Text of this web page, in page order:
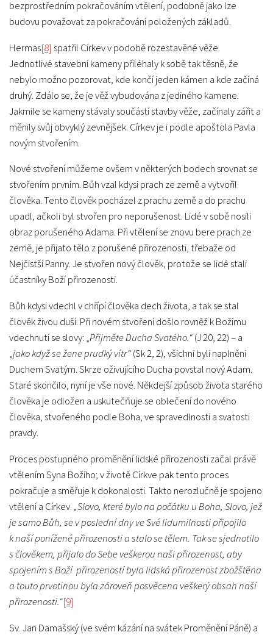
bezprostředním pokračováním vtělení, podobně jako lze
budovu považovat za pokračování položených základů.
Hermas[8] spatřil Církev v podobě rozestavěné věže.
Jednotlivé stavební kameny přiléhaly k sobě tak těsně, že
nebylo možno pozorovat, kde končí jeden kámen a kde začíná
druhý. Zdálo se, že je věž vybudována z jediného kamene.
Jakmile se kameny stávaly součástí stavby věže, začínaly zářit a
měnily svůj obvyklý zevnějšek. Církev je i podle apoštola Pavla
novým stvořením.
Nové stvoření můžeme ovšem v některých bodech srovnat se
stvořením prvním. Bůh vzal kdysi prach ze země a vytvořil
člověka. Tento člověk pocházel z prachu země a do prachu
upadl, ačkoli byl stvořen pro neporušenost. Lidé v sobě nosili
obraz porušeného Adama. Při vtělení se znovu bere prach ze
země, je přijato tělo z porušené přirozenosti, třebaže od
Nejčistší Panny. Je stvořen nový člověk, protože se lidé stali
účastníky Boží přirozenosti.
Bůh kdysi vdechl v chřípí člověka dech života, a tak se stal
člověk živou duší. Při novém stvoření došlo rovněž k Božímu
vdechnutí se slovy: „Přijměte Ducha Svatého.“(J 20, 22) – a
„jako když se žene prudký vítr“(Sk 2, 2), všichni byli naplněni
Duchem Svatým. Skrze oživujícího Ducha povstal nový Adam.
Staré skončilo, nyní je vše nové. Někdejší způsob života starého
člověka je odložen a uskutečňuje se oblečení do nového
člověka, stvořeného podle Boha, ve spravedlnosti a svatosti
pravdy.
Proces postupného proměnění lidské přirozenosti začal právě
vtělením Syna Božího; v životě Církve pak tento proces
pokračuje a směřuje k dokonalosti. Takto nerozlučně je spojeno
vtělení a Církev.„Slovo, které bylo na počátku u Boha, Slovo, jež
je samo Bůh, se v poslední dny ve Své lidumilnosti připojilo
k naší ponížené přirozenosti a stalo se tělem. Tak se sjednotilo
s člověkem, přijalo do Sebe veškerou naši přirozenost, aby
spojením s Boží přirozeností byla lidská přirozenost zbožštěna
a touto prvotinou byla zároveň posvěcena veškerý obsah naší
přirozenosti.“[9]
Sv. Jan Damašský (ve svém kázání na svátek Proměnění Páně) a